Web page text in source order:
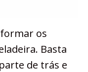
os
Basta
de trás e